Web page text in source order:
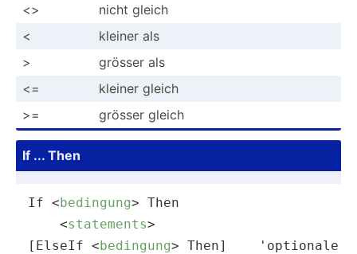
<>
nicht gleich
<
kleiner als
>
grösser als
<=
kleiner gleich
>=
grösser gleich
If ... Then
If <bedingung> Then
<statements>
[ElseIf <bedingung> Then]    'optionale